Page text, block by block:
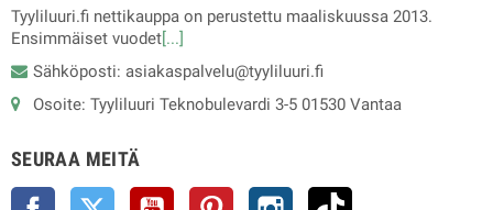
Tyyliluuri.fi nettikauppa on perustettu maaliskuussa 2013.
Ensimmäiset vuodet[...]
Sähköposti: asiakaspalvelu@tyyliluuri.fi
Osoite: Tyyliluuri Teknobulevardi 3-5 01530 Vantaa
SEURAA MEITÄ
Facebook Twitter YouTube Pinterest Instagram